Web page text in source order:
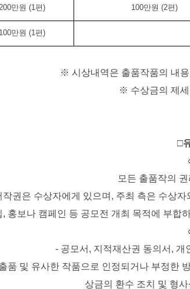
만원 (1편) 100만원 (2편)
100만원 (1편)
※ 시상내역은 출품작품의 내
※ 수상금의 제
□
모든 출품작의
권은 수상자에게 있으며 , 주최 측은 수상자
, 홍보나 캠페인 등 공모전 개최 목적에 부합
- 공모서 , 지적재산권 동의서 , 개
품 및 유사한 작품으로 인정되거나 부정한
상금의 환수 조치 및 형